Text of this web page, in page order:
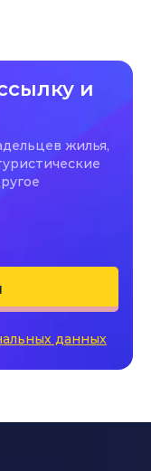
и
жилья,
данных